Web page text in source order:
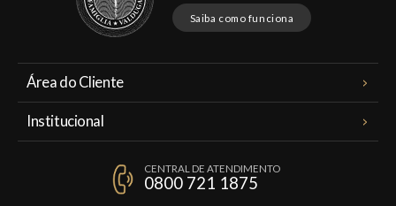
Saiba como funciona
Área do Cliente
Institucional
Política de PrivacidadeCENTRAL DE ATENDIMENTO
0800 721 1875